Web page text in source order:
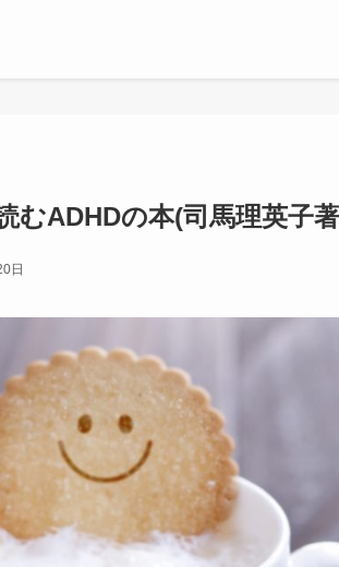
むADHDの本(司馬理英子
日